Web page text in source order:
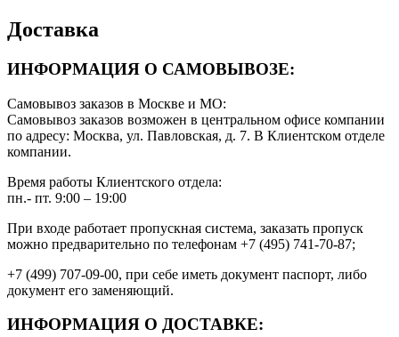
Доставка
ИНФОРМАЦИЯ О САМОВЫВОЗЕ:
Самовывоз заказов в Москве и МО:
Самовывоз заказов возможен в центральном офисе компании
по адресу: Москва, ул. Павловская, д. 7. В Клиентском отделе
компании.
Время работы Клиентского отдела:
пн.- пт. 9:00 – 19:00
При входе работает пропускная система, заказать пропуск
можно предварительно по телефонам +7 (495) 741-70-87;
+7 (499) 707-09-00, при себе иметь документ паспорт, либо
документ его заменяющий.
ИНФОРМАЦИЯ О ДОСТАВКЕ: